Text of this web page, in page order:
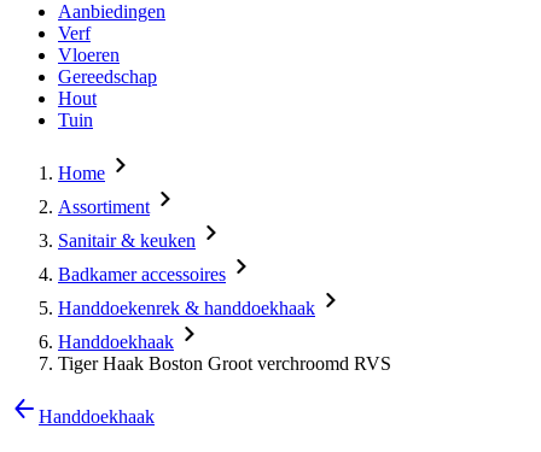
Aanbiedingen
Verf
Vloeren
Gereedschap
Hout
Tuin
Home
Assortiment
Sanitair & keuken
Badkamer accessoires
Handdoekenrek & handdoekhaak
Handdoekhaak
Tiger Haak Boston Groot verchroomd RVS
Handdoekhaak